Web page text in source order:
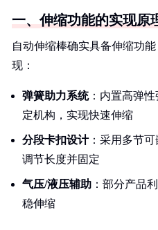
一、伸缩功能的实现原
自动伸缩棒确实具备伸缩功
现：
弹簧助力系统：内置高弹
定机构，实现快速伸缩
分段卡扣设计：采用多节
调节长度并固定
气压/液压辅助 ：部分产品
稳伸缩